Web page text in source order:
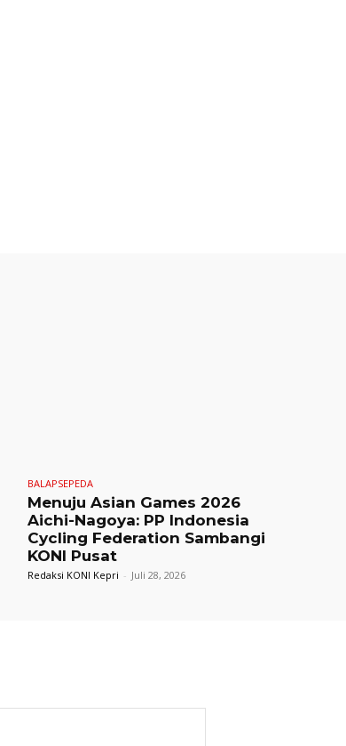
BALAPSEPEDA
Menuju Asian Games 2026
Aichi-Nagoya: PP Indonesia
Cycling Federation Sambangi
KONI Pusat
Redaksi KONI Kepri - Juli 28, 2026